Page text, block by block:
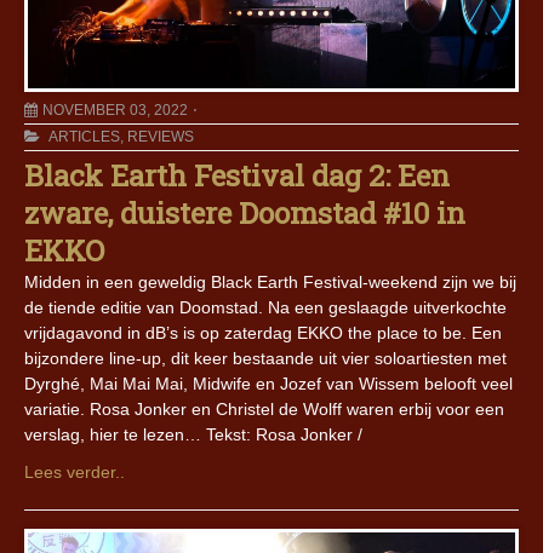
NOVEMBER 03, 2022
ARTICLES, REVIEWS
Black Earth Festival dag 2: Een
zware, duistere Doomstad #10 in
EKKO
Midden in een geweldig Black Earth Festival-weekend zijn we bij
de tiende editie van Doomstad. Na een geslaagde uitverkochte
vrijdagavond in dB’s is op zaterdag EKKO the place to be. Een
bijzondere line-up, dit keer bestaande uit vier soloartiesten met
Dyrghé, Mai Mai Mai, Midwife en Jozef van Wissem belooft veel
variatie. Rosa Jonker en Christel de Wolff waren erbij voor een
verslag, hier te lezen… Tekst: Rosa Jonker /
Lees verder..